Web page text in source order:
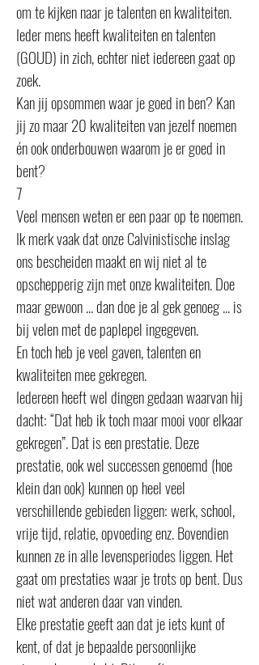
om te kijken naar je talenten en kwaliteiten.
Ieder mens heeft kwaliteiten en talenten
(GOUD) in zich, echter niet iedereen gaat op
zoek.
Kan jij opsommen waar je goed in ben? Kan
jij zo maar 20 kwaliteiten van jezelf noemen
én ook onderbouwen waarom je er goed in
bent?
7
Veel mensen weten er een paar op te noemen.
Ik merk vaak dat onze Calvinistische inslag
ons bescheiden maakt en wij niet al te
opschepperig zijn met onze kwaliteiten. Doe
maar gewoon ... dan doe je al gek genoeg ... is
bij velen met de paplepel ingegeven.
En toch heb je veel gaven, talenten en
kwaliteiten mee gekregen.
Iedereen heeft wel dingen gedaan waarvan hij
dacht: “Dat heb ik toch maar mooi voor elkaar
gekregen”. Dat is een prestatie. Deze
prestatie, ook wel successen genoemd (hoe
klein dan ook) kunnen op heel veel
verschillende gebieden liggen: werk, school,
vrije tijd, relatie, opvoeding enz. Bovendien
kunnen ze in alle levensperiodes liggen. Het
gaat om prestaties waar je trots op bent. Dus
niet wat anderen daar van vinden.
Elke prestatie geeft aan dat je iets kunt of
kent, of dat je bepaalde persoonlijke